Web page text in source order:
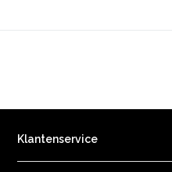
Klantenservice